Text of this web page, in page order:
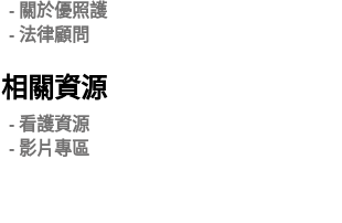
- 關於優照護
-法律顧問
相關資源
- 看護資源
- 影片專區